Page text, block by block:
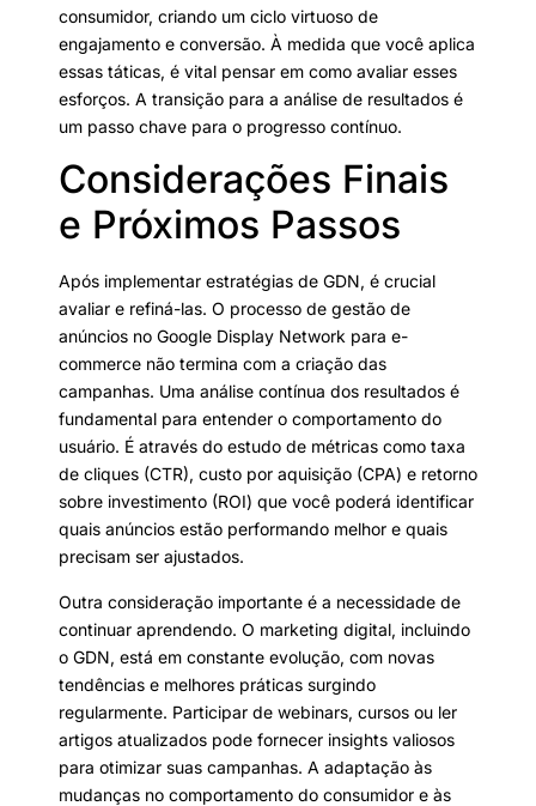
consumidor, criando um ciclo virtuoso de
engajamento e conversão. À medida que você aplica
essas táticas, é vital pensar em como avaliar esses
esforços. A transição para a análise de resultados é
um passo chave para o progresso contínuo.
Considerações Finais
e Próximos Passos
Após implementar estratégias de GDN, é crucial
avaliar e refiná-las. O processo de gestão de
anúncios no Google Display Network para e-
commerce não termina com a criação das
campanhas. Uma análise contínua dos resultados é
fundamental para entender o comportamento do
usuário. É através do estudo de métricas como taxa
de cliques (CTR), custo por aquisição (CPA) e retorno
sobre investimento (ROI) que você poderá identificar
quais anúncios estão performando melhor e quais
precisam ser ajustados.
Outra consideração importante é a necessidade de
continuar aprendendo. O marketing digital, incluindo
o GDN, está em constante evolução, com novas
tendências e melhores práticas surgindo
regularmente. Participar de webinars, cursos ou ler
artigos atualizados pode fornecer insights valiosos
para otimizar suas campanhas. A adaptação às
mudanças no comportamento do consumidor e às